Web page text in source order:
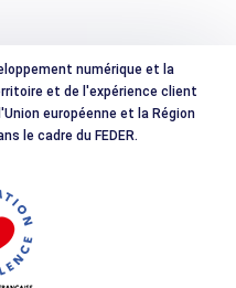
numérique et la
et de l'expérience client
européenne et la Région
le cadre du FEDER.